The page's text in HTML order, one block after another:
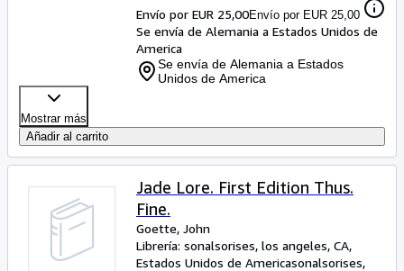
Envío por EUR 25,00Envío por EUR 25,00
Se envía de Alemania a Estados Unidos de
America
Se envía de Alemania a Estados
Unidos de America
Mostrar más
Añadir al carrito
Jade Lore. First Edition Thus.
Fine.
Goette, John
Librería: sonalsorises, los angeles, CA,
Estados Unidos de Americasonalsorises,